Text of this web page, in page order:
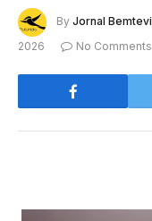
By Jornal Bemtevi
2026
No Comments